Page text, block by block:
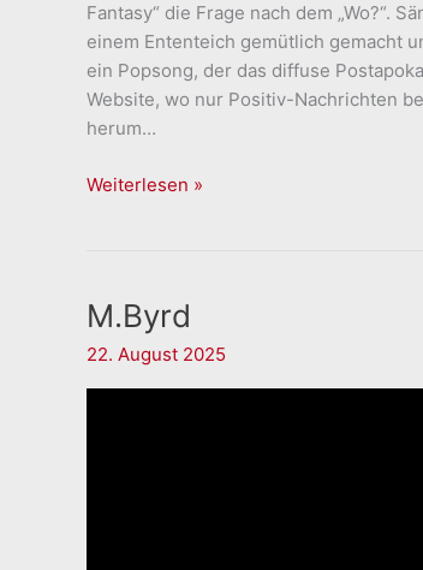
Fantasy“ die Frage nach dem „Wo?“.
einem Ententeich gemütlich gemacht
ein Popsong, der das diffuse
Website, wo nur Positiv-Nachrichten
herum…
Pauls
Weiterlesen »
M.Byrd
22. August 2025